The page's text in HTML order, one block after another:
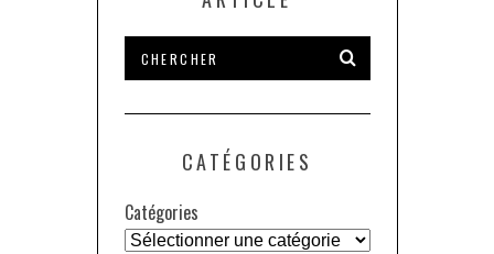
CATÉGORIES
Catégories